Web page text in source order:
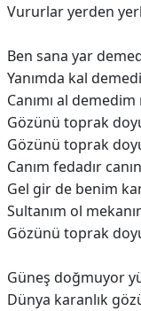
Vururlar yerden
Ben sana yar
Yanımda kal
Canımı al demedim
Gözünü toprak
Gözünü toprak
Canım fedadır
Gel gir de benim
Sultanım ol
Gözünü toprak
Güneş doğmuyor
Dünya karanlık